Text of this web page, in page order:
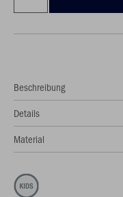
Beschreibung
Details
Material